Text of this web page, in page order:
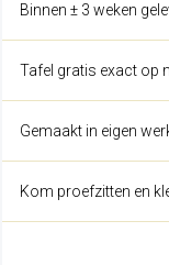
Binnen ± 3 weken
Tafel gratis exact op
Gemaakt in eigen
Kom proefzitten en